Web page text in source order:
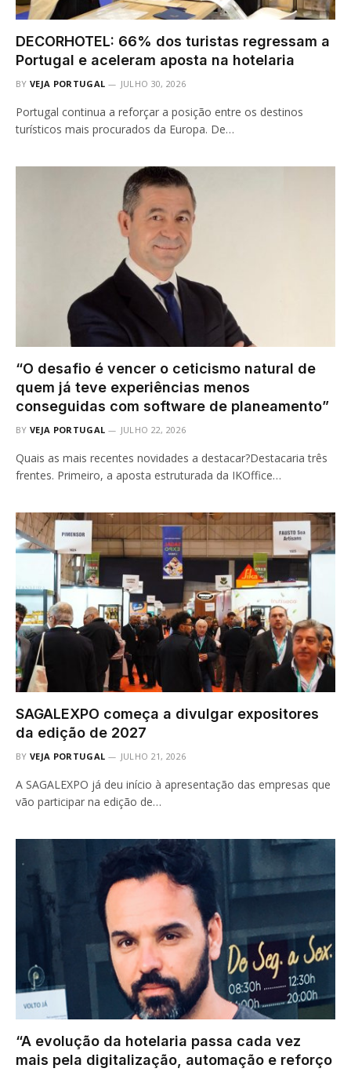
DECORHOTEL: 66% dos turistas regressam a
Portugal e aceleram aposta na hotelaria
BY VEJA PORTUGAL JULHO 30, 2026
Portugal continua a reforçar a posição entre os destinos
turísticos mais procurados da Europa. De…
“O desafio é vencer o ceticismo natural de
quem já teve experiências menos
conseguidas com software de planeamento”
BY VEJA PORTUGAL JULHO 22, 2026
Quais as mais recentes novidades a destacar?Destacaria três
frentes. Primeiro, a aposta estruturada da IKOffice…
SAGALEXPO começa a divulgar expositores
da edição de 2027
BY VEJA PORTUGAL JULHO 21, 2026
A SAGALEXPO já deu início à apresentação das empresas que
vão participar na edição de…
“A evolução da hotelaria passa cada vez
mais pela digitalização, automação e reforço